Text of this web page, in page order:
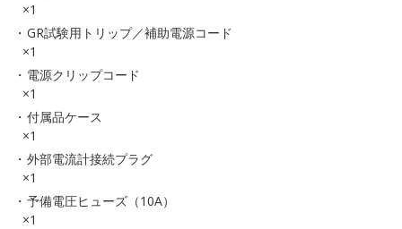
×1
GR試験用トリップ／補助電源コード
×1
電源クリップコード
×1
付属品ケース
×1
外部電流計接続プラグ
×1
予備電圧ヒューズ（10A）
×1